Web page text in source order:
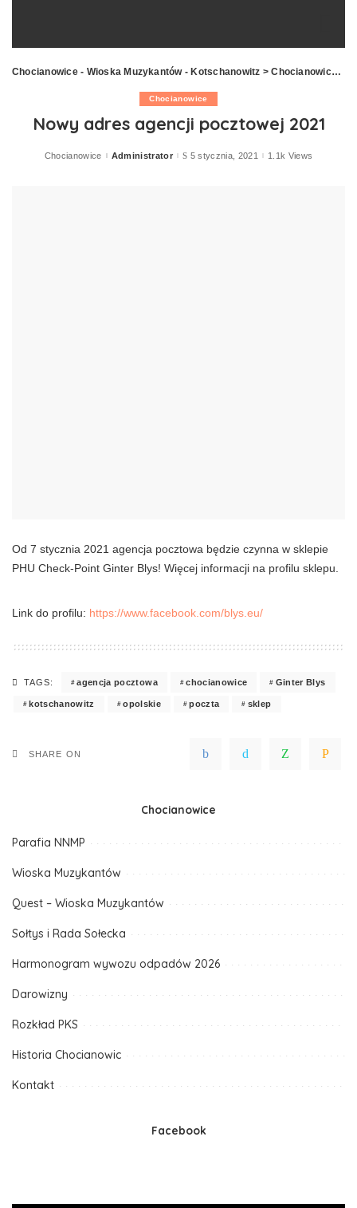
Chocianowice - Wioska Muzykantów - Kotschanowitz >Chocianowice >
Chocianowice
Nowy adres agencji pocztowej 2021
ChocianowicePosted
Administrator 5 stycznia, 2021 1.1k Views
Od 7 stycznia 2021 agencja pocztowa będzie czynna w sklepie
PHU Check-Point Ginter Blys! Więcej informacji na profilu sklepu.
Link do profilu: https://www.facebook.com/blys.eu/
TAGS: agencja pocztowa chocianowice Ginter Blys
kotschanowitz opolskie poczta sklep
SHARE ON
Chocianowice
Parafia NNMP
Wioska Muzykantów
Quest – Wioska Muzykantów
Sołtys i Rada Sołecka
Harmonogram wywozu odpadów 2026
Darowizny
Rozkład PKS
Historia Chocianowic
Kontakt
Facebook